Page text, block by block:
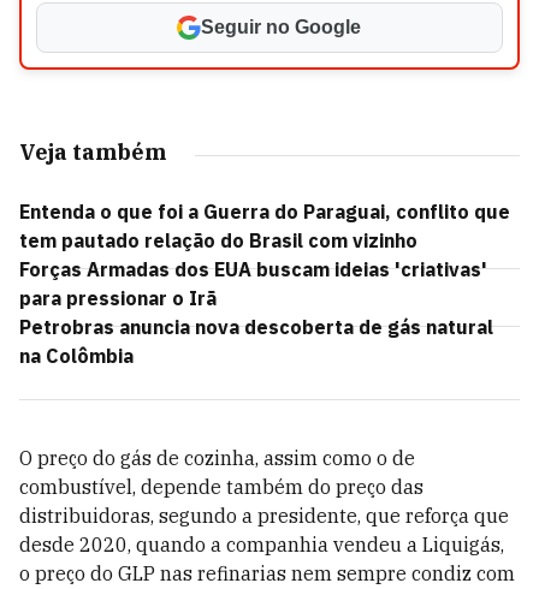
Seguir no Google
Veja também
Entenda o que foi a Guerra do Paraguai, conflito que
tem pautado relação do Brasil com vizinho
Forças Armadas dos EUA buscam ideias 'criativas'
para pressionar o Irã
Petrobras anuncia nova descoberta de gás natural
na Colômbia
O preço do gás de cozinha, assim como o de
combustível, depende também do preço das
distribuidoras, segundo a presidente, que reforça que
desde 2020, quando a companhia vendeu a Liquigás,
o preço do GLP nas refinarias nem sempre condiz com